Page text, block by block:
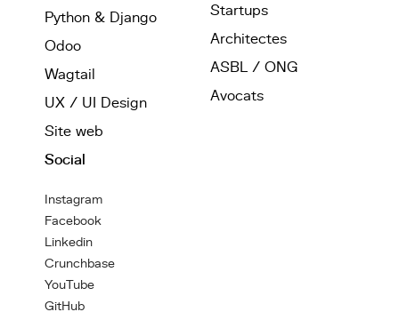
Python & Django
Odoo
Wagtail
UX / UI Design
Site web
Startups
Architectes
ASBL / ONG
Avocats
Social
Instagram
Facebook
Linkedin
Crunchbase
YouTube
GitHub